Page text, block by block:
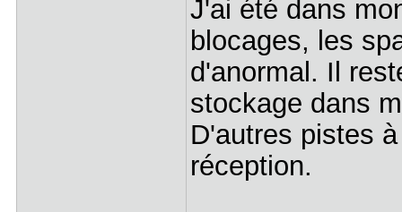
J'ai été dans
blocages, les
d'anormal. Il
stockage dans
D'autres pistes
réception.